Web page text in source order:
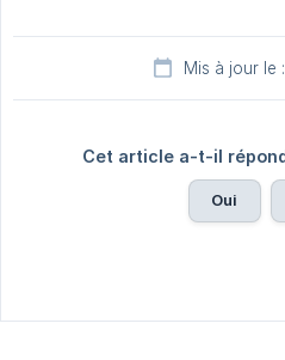
Mis à jour le
Cet article a-t-il
Oui